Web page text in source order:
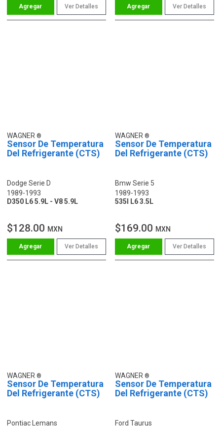
Ver Detalles Ver Detalles
WAGNER
Sensor De Temperatura
Del Refrigerante (CTS)
Dodge Serie D
1989-1993
D350 L6 5.9L - V8 5.9L
$128.00 MXN
Ver Detalles
WAGNER
Sensor De Temperatura
Del Refrigerante (CTS)
Bmw Serie 5
1989-1993
535I L6 3.5L
$169.00 MXN
Ver Detalles
WAGNER
Sensor De Temperatura
Del Refrigerante (CTS)
Pontiac Lemans
WAGNER
Sensor De Temperatura
Del Refrigerante (CTS)
Ford Taurus